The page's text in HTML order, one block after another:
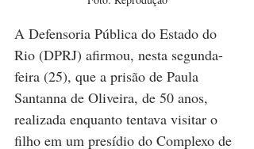
A Defensoria Pública do Estado do
Rio (DPRJ) afirmou, nesta segunda-
feira (25), que a prisão de Paula
Santanna de Oliveira, de 50 anos,
realizada enquanto tentava visitar o
filho em um presídio do Complexo de